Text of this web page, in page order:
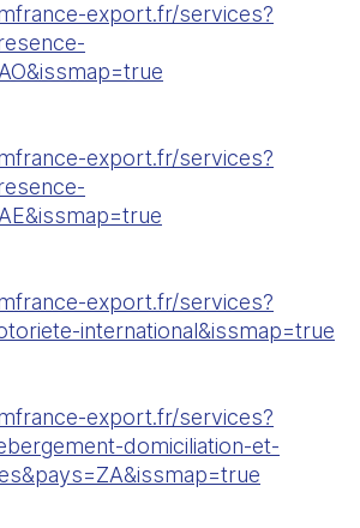
export.fr/services?
export.fr/services?
export.fr/services?
international&issmap=true
export.fr/services?
domiciliation-et-